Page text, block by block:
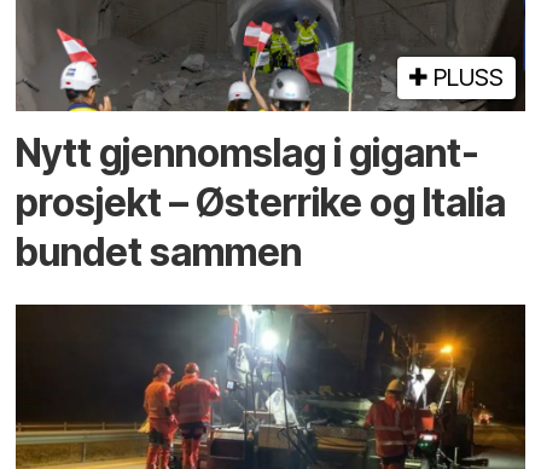
PLUSS
Nytt gjennomslag i gigant­
prosjekt – Østerrike og Italia
bundet sammen